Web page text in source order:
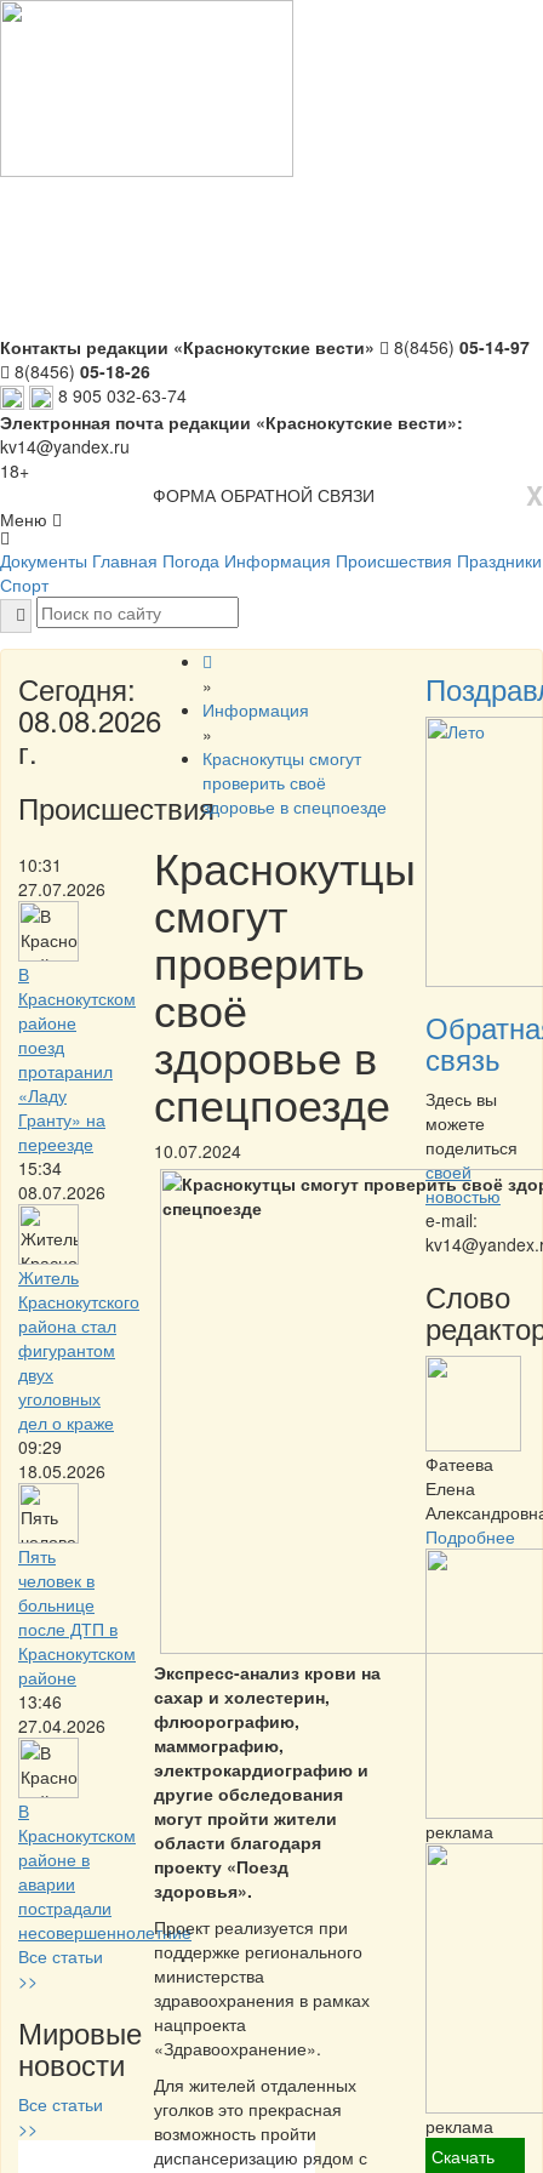
Контакты редакции «Краснокутские вести» 8(8456) 05-14-97
8(8456) 05-18-26
8 905 032-63-74
Электронная почта редакции «Краснокутские вести»:
kv14@yandex.ru
18+
X
ФОРМА ОБРАТНОЙ СВЯЗИ
Меню
Документы Главная Погода Информация Происшествия Праздники
Спорт
Сегодня:
08.08.2026
г.
Происшествия
10:31
27.07.2026
В
Краснокутском
районе
поезд
протаранил
«Ладу
Гранту» на
переезде
15:34
08.07.2026
Житель
Краснокутского
района стал
фигурантом
двух
уголовных
дел о краже
09:29
18.05.2026
Пять
человек в
больнице
после ДТП в
Краснокутском
районе
13:46
27.04.2026
В
Краснокутском
районе в
аварии
пострадали
несовершеннолетние
Все статьи
>>
Мировые
новости
Все статьи
>>
»
Информация
»
Краснокутцы смогут
проверить своё
здоровье в спецпоезде
Краснокутцы
смогут
проверить
своё
здоровье в
спецпоезде
10.07.2024
Экспресс-анализ крови на
сахар и холестерин,
флюорографию,
маммографию,
электрокардиографию и
другие обследования
могут пройти жители
области благодаря
проекту «Поезд
здоровья».
Проект реализуется при
поддержке регионального
министерства
здравоохранения в рамках
нацпроекта
«Здравоохранение».
Для жителей отдаленных
уголков это прекрасная
возможность пройти
диспансеризацию рядом с
связь
Здесь вы
можете
поделиться
своей
новостью
e-mail:
Слово
Фатеева
Елена
Подробнее
реклама
реклама
Скачать